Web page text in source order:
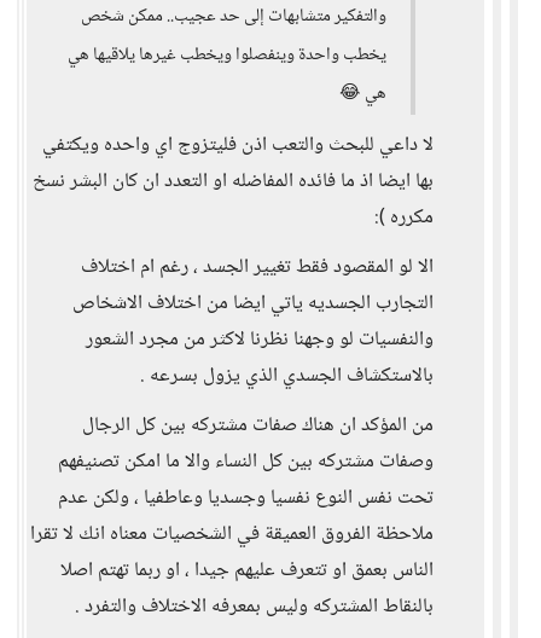
والتفكير متشابهات إلى حد عجيب.. ممكن شخص
يخطب واحدة وينفصلوا ويخطب غيرها يلاقيها هي
هي 😂
لا داعي للبحث والتعب اذن فليتزوج اي واحده ويكتفي
بها ايضا اذ ما فائده المفاضله او التعدد ان كان البشر نسخ
مكرره ):
الا لو المقصود فقط تغيير الجسد ، رغم ام اختلاف
التجارب الجسديه ياتي ايضا من اختلاف الاشخاص
والنفسيات لو وجهنا نظرنا لاكثر من مجرد الشعور
بالاستكشاف الجسدي الذي يزول بسرعه .
من المؤكد ان هناك صفات مشتركه بين كل الرجال
وصفات مشتركه بين كل النساء والا ما امكن تصنيفهم
تحت نفس النوع نفسيا وجسديا وعاطفيا ، ولكن عدم
ملاحظة الفروق العميقة في الشخصيات معناه انك لا تقرا
الناس بعمق او تتعرف عليهم جيدا ، او ربما تهتم اصلا
بالنقاط المشتركه وليس بمعرفه الاختلاف والتفرد .